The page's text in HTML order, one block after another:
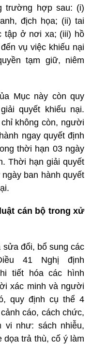
trường hợp sau: (i)
địch họa; (ii) tai
tập ở nơi xa; (iii) hồ
vụ việc khiếu nại
tạm giữ, niêm
Mục này còn quy
quyết khiếu nại.
không còn, người
ngay quyết định
thời hạn 03 ngày
Thời hạn giải quyết
ban hành quyết
cán bộ trong xử
đổi, bổ sung các
41 Nghị định
tiết hóa các hình
xác minh và người
quy định cụ thể 4
cáo, cách chức,
vi như: sách nhiễu,
dọa trả thù, cố ý làm